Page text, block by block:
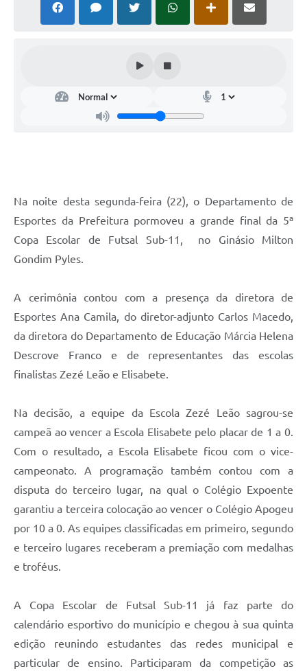
Na noite desta segunda-feira (22), o Departamento de
Esportes da Prefeitura pormoveu a grande final da 5ª
Copa Escolar de Futsal Sub-11, no Ginásio Milton
Gondim Pyles.
A cerimônia contou com a presença da diretora de
Esportes Ana Camila, do diretor-adjunto Carlos Macedo,
da diretora do Departamento de Educação Márcia Helena
Descrove Franco e de representantes das escolas
finalistas Zezé Leão e Elisabete.
Na decisão, a equipe da Escola Zezé Leão sagrou-se
campeã ao vencer a Escola Elisabete pelo placar de 1 a 0.
Com o resultado, a Escola Elisabete ficou com o vice-
campeonato. A programação também contou com a
disputa do terceiro lugar, na qual o Colégio Expoente
garantiu a terceira colocação ao vencer o Colégio Apogeu
por 10 a 0. As equipes classificadas em primeiro, segundo
e terceiro lugares receberam a premiação com medalhas
e troféus.
A Copa Escolar de Futsal Sub-11 já faz parte do
calendário esportivo do município e chegou à sua quinta
edição reunindo estudantes das redes municipal e
particular de ensino. Participaram da competição as